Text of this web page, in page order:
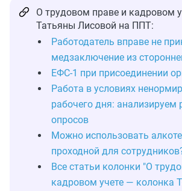
О трудовом праве и кадровом
Татьяны Лисовой на ППТ:
Работодатель вправе не
медзаключение из
ЕФС-1 при присоединении
Работа в условиях
рабочего дня: анализируем
опросов
Можно использовать
проходной для
Все статьи колонки "О
кадровом учете — колонка